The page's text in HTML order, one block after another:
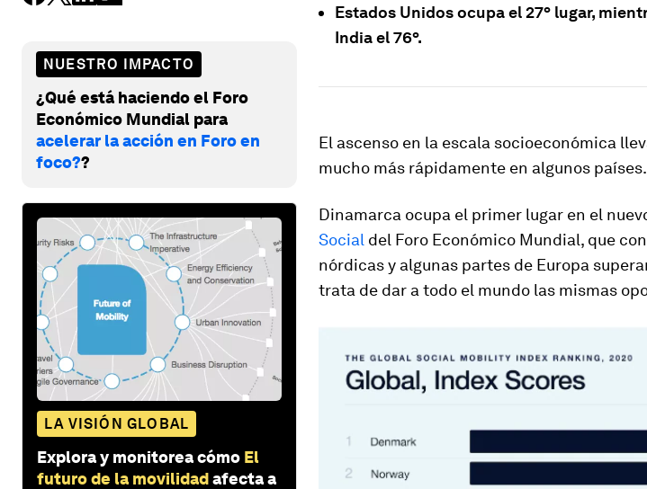
NUESTRO IMPACTO
¿Qué está haciendo el Foro
Económico Mundial para
acelerar la acción en Foro en
foco??
LA VISIÓN GLOBAL
Explora y monitorea cómo El
futuro de la movilidadafecta a
Estados Unidos ocupa el 27º lugar,
India el 76º.
El ascenso en la escala socioeconómica
mucho más rápidamente en algunos países.
Dinamarca ocupa el primer lugar en el
Social del Foro Económico Mundial, que
nórdicas y algunas partes de Europa
trata de dar a todo el mundo las mismas